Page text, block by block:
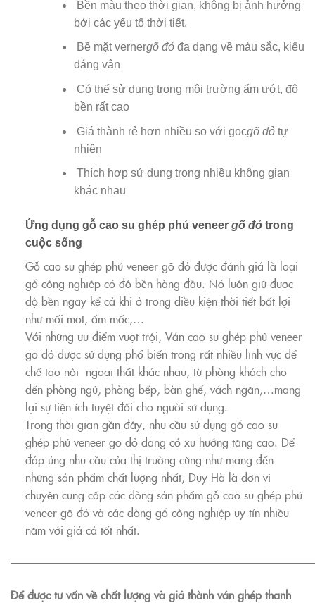
Bền màu theo thời gian, không bị ảnh hưởng
bởi các yếu tố thời tiết.
Bề mặt vernergõ đỏđa dạng về màu sắc, kiểu
dáng vân
Có thể sử dụng trong môi trường ẩm ướt, độ
bền rất cao
Giá thành rẻ hơn nhiều so với gocgõ đỏtự
nhiên
Thích hợp sử dụng trong nhiều không gian
khác nhau
Ứng dụng gỗ cao su ghép phủ veneer gõ đỏtrong
cuộc sống
Gỗ cao su ghép phủ veneer gõ đỏ được đánh giá là loại
gỗ công nghiệp có độ bền hàng đầu. Nó luôn giữ được
độ bền ngay kể cả khi ở trong điều kiện thời tiết bất lợi
như mối mọt, ẩm mốc,…
Với những ưu điểm vượt trội, Ván cao su ghép phủ veneer
gõ đỏ được sử dụng phổ biến trong rất nhiều lĩnh vực để
chế tạo nội ngoại thất khác nhau, từ phòng khách cho
đến phòng ngủ, phòng bếp, bàn ghế, vách ngăn,…mang
lại sự tiện ích tuyệt đối cho người sử dụng.
Trong thời gian gần đây, nhu cầu sử dụng gỗ cao su
ghép phủ veneer gõ đỏ đang có xu hướng tăng cao. Để
đáp ứng nhu cầu của thị trường cũng như mang đến
những sản phẩm chất lượng nhất, Duy Hà là đơn vị
chuyên cung cấp các dòng sản phẩm gỗ cao su ghép phủ
veneer gõ đỏ và các dòng gỗ công nghiệp uy tín nhiều
năm với giá cả tốt nhất.
Để được tư vấn về chất lượng và giá thành ván ghép thanh